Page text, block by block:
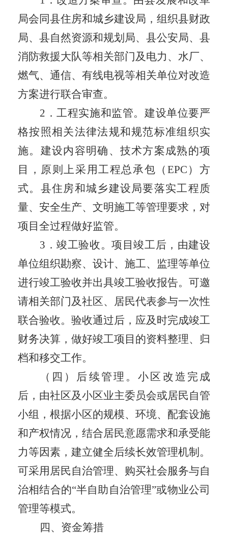
局会同县住房和城乡建设局 ， 组织县财政
局、 县自然资源和规划局、 县公安局、 县
消防救援大队等相关部门及电力、水厂、
燃气、通信、有线电视等相关单位对改造
方案进行联合审查。
2 ．工程实施和监管。建设单位要严
格按照相关法律法规和规范标准组织实
施。建设内容明确、技术方案成熟的项
目，原则上采用工程总承包（ EPC ）方
式。 县住房和城乡建设局要落实工程质
量、安全生产、文明施工等管理要求，对
项目全过程做好监管。
3 ．竣工验收。项目竣工后，由建设
单位组织勘察、设计、施工、监理等单位
进行竣工验收并出具竣工验收报告。可邀
请相关部门及社区、居民代表参与一次性
联合验收。验收通过后，应及时完成竣工
财务决算，做好竣工项目的资料整理、归
档和移交工作。
（四）后续管理。小区改造完成
后，由社区及小区业主委员会或居民自管
小组，根据小区的规模、环境、配套设施
和产权情况，结合居民意愿需求和承受能
力等因素，建立健全后续长效管理机制。
可采用居民自治管理、购买社会服务与自
治相结合的“半自助自治管理”或物业公司
管理等模式。
四、资金筹措